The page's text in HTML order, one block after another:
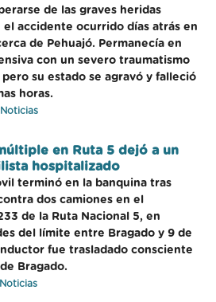
de las graves heridas
el accidente ocurrido días atrás en
de Pehuajó. Permanecía en
con un severo traumatismo
su estado se agravó y falleció
horas.
Noticias
en Ruta 5 dejó a un
hospitalizado
terminó en la banquina tras
dos camiones en el
de la Ruta Nacional 5, en
del límite entre Bragado y 9 de
fue trasladado consciente
Bragado.
Noticias